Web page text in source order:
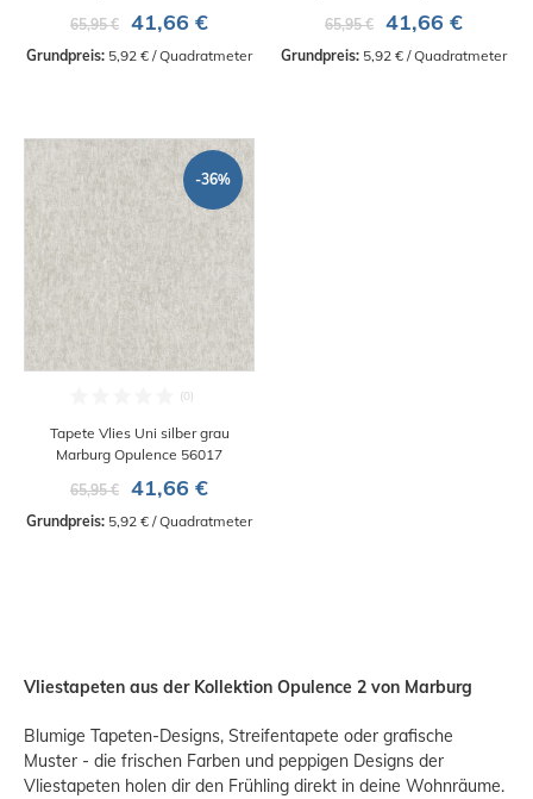
65,95 €
41,66 €
Grundpreis: 5,92 € / Quadratmeter
65,95 €
41,66 €
Grundpreis: 5,92 € / Quadratmeter
-36%
Tapete Vlies Uni silber grau
Marburg Opulence 56017
65,95 €
41,66 €
Grundpreis: 5,92 € / Quadratmeter
Vliestapeten aus der Kollektion Opulence 2 von Marburg
Blumige Tapeten-Designs, Streifentapete oder grafische
Muster - die frischen Farben und peppigen Designs der
Vliestapeten holen dir den Frühling direkt in deine Wohnräume.